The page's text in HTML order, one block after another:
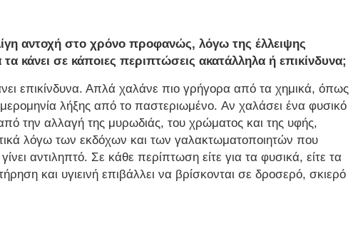
αντοχή στο χρόνο προφανώς, λόγω της έλλειψης
κάνει σε κάποιες περιπτώσεις ακατάλληλα ή επικίνδυνα;
επικίνδυνα. Απλά χαλάνε πιο γρήγορα από τα χημικά, όπως
λήξης από το παστεριωμένο. Αν χαλάσει ένα φυσικό
την αλλαγή της μυρωδιάς, του χρώματος και της υφής,
λόγω των εκδόχων και των γαλακτωματοποιητών που
αντιληπτό. Σε κάθε περίπτωση είτε για τα φυσικά, είτε τα
και υγιεινή επιβάλλει να βρίσκονται σε δροσερό, σκιερό